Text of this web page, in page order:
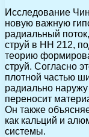
Исследование
новую важную
радиальный
струй в HH 212,
теорию
струй. Согласно
плотной частью
радиально
переносит
Он также
как кальций и
системы.